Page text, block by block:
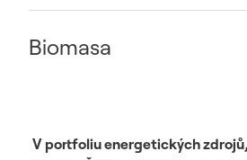
Biomasa
V portfoliu energetických